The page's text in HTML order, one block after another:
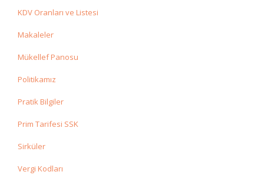
KDV Oranları ve Listesi
Makaleler
Mükellef Panosu
Politikamız
Pratik Bilgiler
Prim Tarifesi SSK
Sirküler
Vergi Kodları